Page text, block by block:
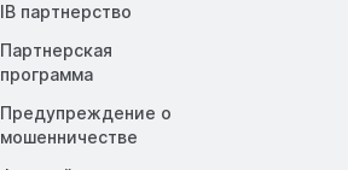
IB партнерство
Партнерская
программа
Предупреждение о
мошенничестве